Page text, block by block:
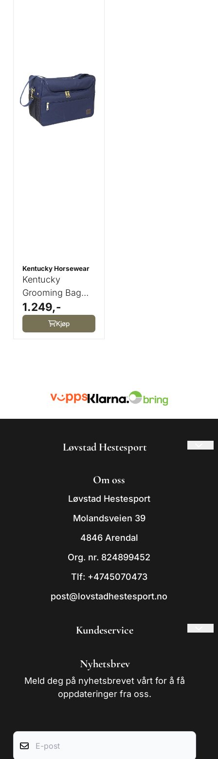
Kentucky Horsewear
Kentucky
Grooming Bag
Navy
1.249,-
Kjøp
Løvstad Hestesport
- Powered by Mystore.no
Om oss
Løvstad Hestesport
Molandsveien 39
4846 Arendal
Org. nr. 824899452
Tlf: +4745070473
post@lovstadhestesport.no
Kundeservice
Om oss
Kontakt oss
Nyhetsbrev
Meld deg på nyhetsbrevet vårt for å få
oppdateringer fra oss.